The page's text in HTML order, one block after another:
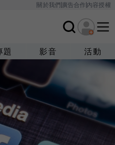
關於我們廣告合作內容授權
題 影音 活動